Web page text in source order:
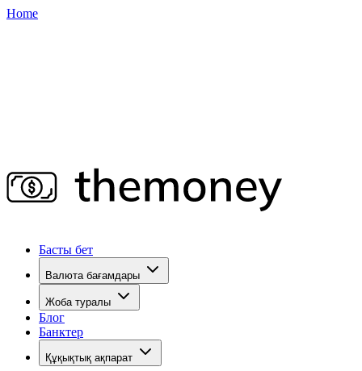
Home
Басты бет
Валюта бағамдары
Жоба туралы
Блог
Банктер
Құқықтық ақпарат